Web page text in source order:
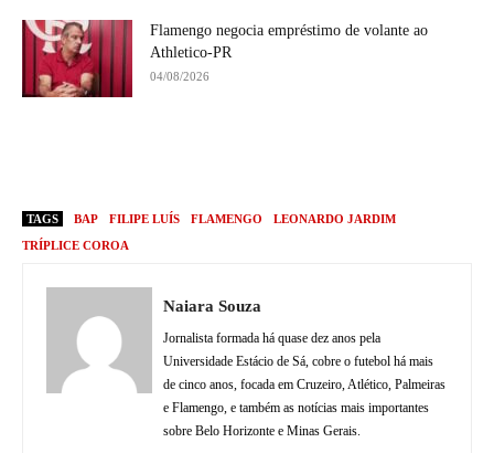
Flamengo negocia empréstimo de volante ao
Athletico-PR
04/08/2026
TAGS BAP FILIPE LUÍS FLAMENGO
LEONARDO JARDIM
TRÍPLICE COROA
Naiara Souza
Jornalista formada há quase dez anos pela
Universidade Estácio de Sá, cobre o futebol há mais
de cinco anos, focada em Cruzeiro, Atlético, Palmeiras
e Flamengo, e também as notícias mais importantes
sobre Belo Horizonte e Minas Gerais.